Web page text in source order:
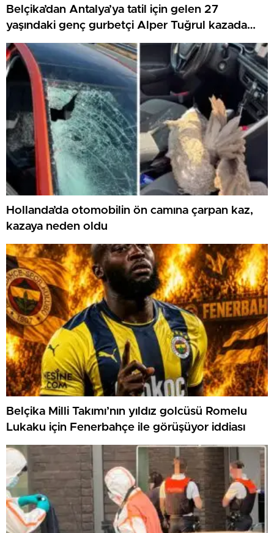
Belçika’dan Antalya’ya tatil için gelen 27
yaşındaki genç gurbetçi Alper Tuğrul kazada
hayatını kaybetti
Hollanda’da otomobilin ön camına çarpan kaz,
kazaya neden oldu
Belçika Milli Takımı’nın yıldız golcüsü Romelu
Lukaku için Fenerbahçe ile görüşüyor iddiası